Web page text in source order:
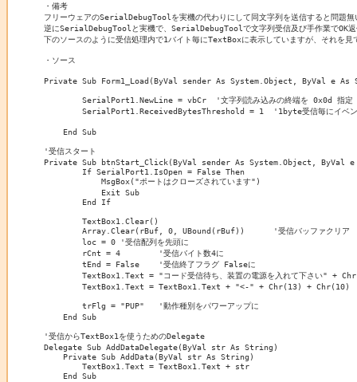
・備考
フリーウェアのSerialDebugToolを実機の代わりにして同文字列を送信すると問題無
逆にSerialDebugToolと実機で、SerialDebugToolで文字列受信及び手作業でOK返
下のソースのように受信処理内で1バイト毎にTextBoxに表示していますが、それを
・ソース
Private Sub Form1_Load(ByVal sender As System.Object, ByVal e As
        SerialPort1.NewLine = vbCr  '文字列読み込みの終端を 0x0d 指定
SerialPort1.ReceivedBytesThreshold = 1  '1byte受信毎にイベン
    End Sub
'受信スタート
Private Sub btnStart_Click(ByVal sender As System.Object, ByVal
        If SerialPort1.IsOpen = False Then
            MsgBox("ポートはクローズされています")
            Exit Sub
        End If
        TextBox1.Clear()
        Array.Clear(rBuf, 0, UBound(rBuf))	'受信バッファクリア
        loc = 0	'受信配列を先頭に
        rCnt = 4	'受信バイト数4に
        tEnd = False	'受信終了フラグ Falseに
TextBox1.Text = "コード受信待ち、装置の電源を入れて下さい" +
        TextBox1.Text = TextBox1.Text + "<-" + Chr(13) + Chr(10)
        trFlg = "PUP"	'動作種別をパワーアップに
    End Sub
'受信からTextBox1を使うためのDelegate
Delegate Sub AddDataDelegate(ByVal str As String)
    Private Sub AddData(ByVal str As String)
        TextBox1.Text = TextBox1.Text + str
    End Sub